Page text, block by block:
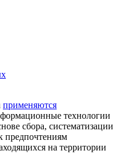
применяются
технологии
сбора, систематизации
предпочтениям
на территории